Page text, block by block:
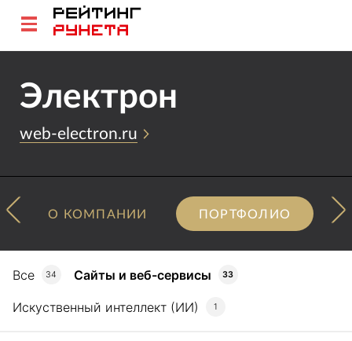
Электрон
web-electron.ru
О КОМПАНИИ ПОРТФОЛИО
Все 34 Сайты и веб-сервисы 33
Искуственный интеллект (ИИ) 1